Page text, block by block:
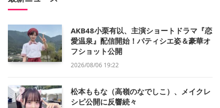
AKB48小栗有以、主演ショートドラマ『恋
愛温泉』配信開始！パティシエ姿＆豪華オ
フショット公開
2026/08/06 19:22
松本ももな（高嶺のなでしこ）、メイクレ
シピ公開に反響続々